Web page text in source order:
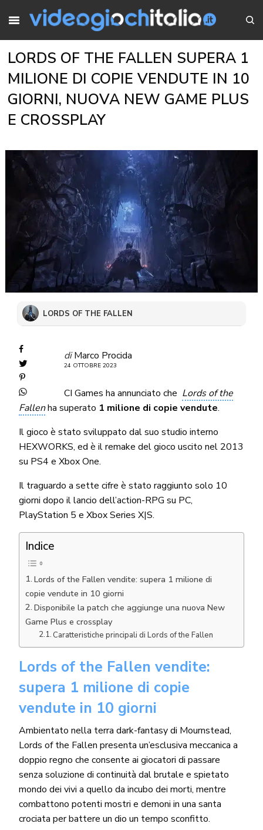
LORDS OF THE FALLEN SUPERA 1
MILIONE DI COPIE VENDUTE IN 10
GIORNI, NUOVA NEW GAME PLUS
E CROSSPLAY
LORDS OF THE FALLEN
di Marco Procida
24 OTTOBRE 2023
CI Games ha annunciato che Lords of the
Fallenha superato 1 milione di copie vendute.
Il gioco è stato sviluppato dal suo studio interno
HEXWORKS, ed è il remake del gioco uscito nel 2013
su PS4 e Xbox One.
Il traguardo a sette cifre è stato raggiunto solo 10
giorni dopo il lancio dell’action-RPG su PC,
PlayStation 5 e Xbox Series X|S.
Indice
Lords of the Fallen vendite: supera 1 milione di
copie vendute in 10 giorni
Disponibile la patch che aggiunge una nuova New
Game Plus e crossplay
Caratteristiche principali di Lords of the Fallen
Lords of the Fallen vendite:
supera 1 milione di copie
vendute in 10 giorni
Ambientato nella terra dark-fantasy di Mournstead,
Lords of the Fallen presenta un’esclusiva meccanica a
doppio regno che consente ai giocatori di passare
senza soluzione di continuità dal brutale e spietato
mondo dei vivi a quello da incubo dei morti, mentre
combattono potenti mostri e demoni in una santa
crociata per battere un dio un tempo sconfitto.